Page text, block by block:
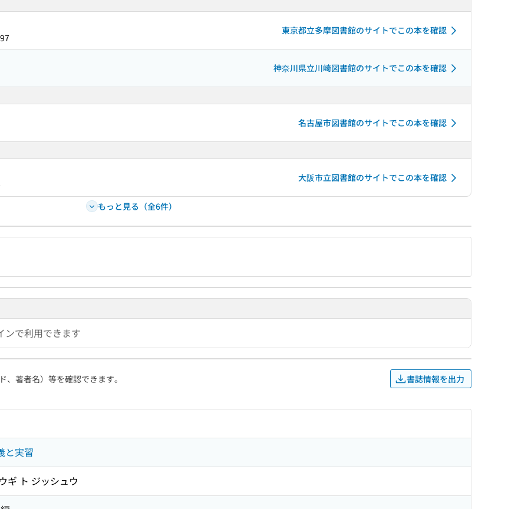
東京都立多摩図書館のサイトでこの本を確認
神奈川県立川崎図書館のサイトでこの本を確認
名古屋市図書館のサイトでこの本を確認
大阪市立図書館のサイトでこの本を確認
もっと見る（全6件）
ンで利用できます
著者名）等を確認できます。 書誌情報を出力
と実習
ギ ト ジッシュウ